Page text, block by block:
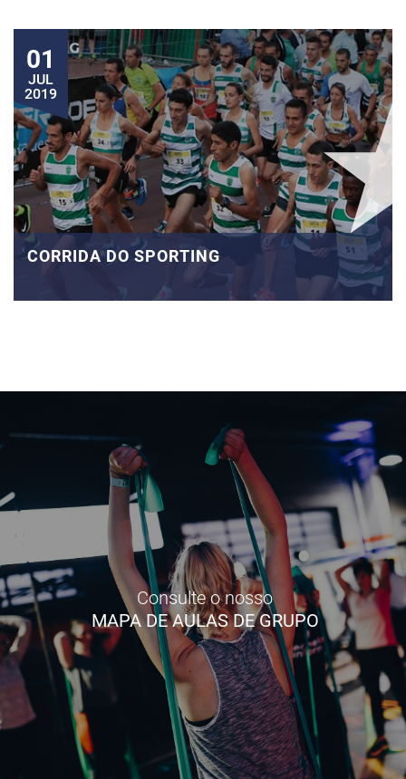
01
JUL
2019
CORRIDA DO SPORTING
Consulte o nosso
MAPA DE AULAS DE GRUPO